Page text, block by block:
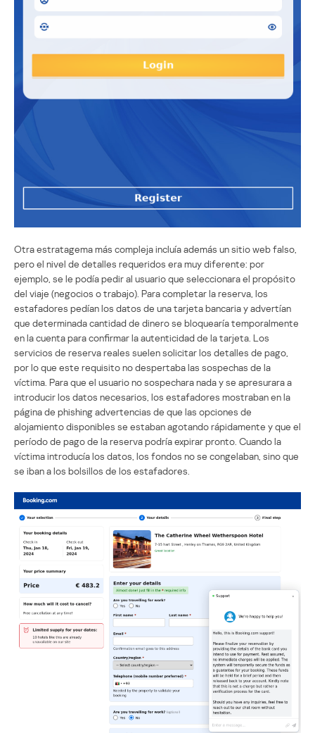
Otra estratagema más compleja incluía además un sitio web falso,
pero el nivel de detalles requeridos era muy diferente: por
ejemplo, se le podía pedir al usuario que seleccionara el propósito
del viaje (negocios o trabajo). Para completar la reserva, los
estafadores pedían los datos de una tarjeta bancaria y advertían
que determinada cantidad de dinero se bloquearía temporalmente
en la cuenta para confirmar la autenticidad de la tarjeta. Los
servicios de reserva reales suelen solicitar los detalles de pago,
por lo que este requisito no despertaba las sospechas de la
víctima. Para que el usuario no sospechara nada y se apresurara a
introducir los datos necesarios, los estafadores mostraban en la
página de phishing advertencias de que las opciones de
alojamiento disponibles se estaban agotando rápidamente y que el
período de pago de la reserva podría expirar pronto. Cuando la
víctima introducía los datos, los fondos no se congelaban, sino que
se iban a los bolsillos de los estafadores.